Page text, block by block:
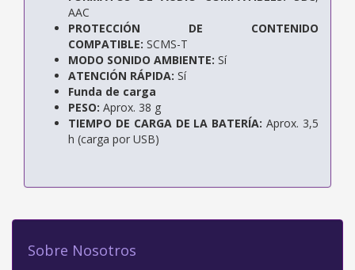
AAC
PROTECCIÓN DE CONTENIDO
COMPATIBLE: SCMS-T
MODO SONIDO AMBIENTE: Sí
ATENCIÓN RÁPIDA: Sí
Funda de carga
PESO: Aprox. 38 g
TIEMPO DE CARGA DE LA BATERÍA: Aprox. 3,5
h (carga por USB)
Sobre Nosotros